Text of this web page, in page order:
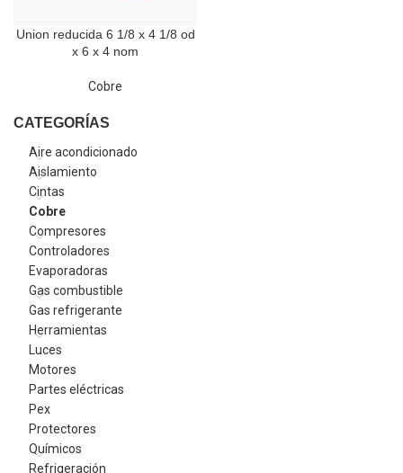
CATEGORÍAS
Aire acondicionado
Aislamiento
Cintas
Cobre
Compresores
Controladores
Evaporadoras
Gas combustible
Gas refrigerante
Herramientas
Luces
Motores
Partes eléctricas
Pex
Protectores
Químicos
Refrigeración
Union reducida 6 1/8 x 4 1/8 od
x 6 x 4 nom
Cobre